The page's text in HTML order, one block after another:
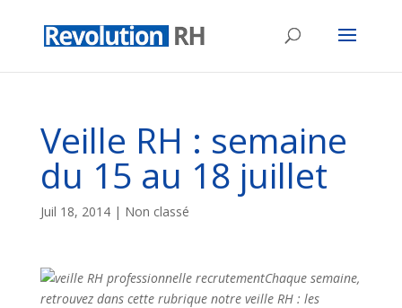
Veille RH : semaine
du 15 au 18 juillet
Juil 18, 2014| Non classé
Chaque semaine,
retrouvez dans cette rubrique notre veille RH : les